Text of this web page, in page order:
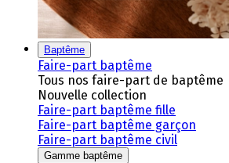
Baptême
Faire-part baptême
Tous nos faire-part de baptême
Nouvelle collection
Faire-part baptême fille
Faire-part baptême garçon
Faire-part baptême civil
Gamme baptême